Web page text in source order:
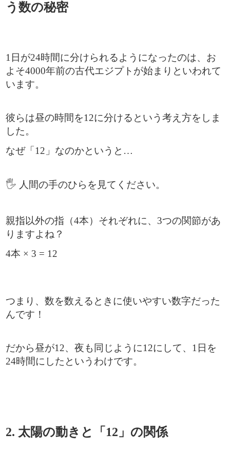
う数の秘密
1日が24時間に分けられるようになったのは、お
よそ4000年前の古代エジプトが始まりといわれて
います。
彼らは昼の時間を12に分けるという考え方をしま
した。
なぜ「12」なのかというと…
🖐 人間の手のひらを見てください。
親指以外の指（4本）それぞれに、3つの関節があ
りますよね？
4本 × 3 = 12
つまり、数を数えるときに使いやすい数字だった
んです！
だから昼が12、夜も同じように12にして、1日を
24時間にしたというわけです。
2. 太陽の動きと「12」の関係